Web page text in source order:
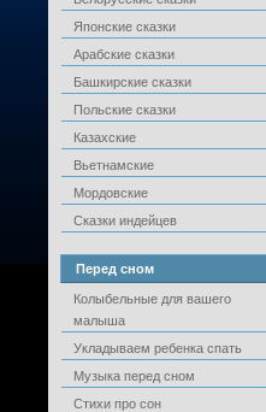
Японские сказки
Арабские сказки
Башкирские сказки
Польские сказки
Казахские
Вьетнамские
Мордовские
Сказки индейцев
Перед сном
Колыбельные для вашего
малыша
Укладываем ребенка спать
Музыка перед сном
Стихи про сон